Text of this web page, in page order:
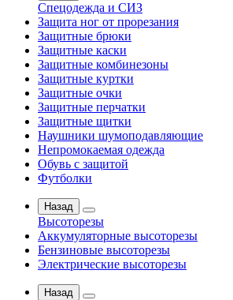
Спецодежда и СИЗ
Защита ног от прорезания
Защитные брюки
Защитные каски
Защитные комбинезоны
Защитные куртки
Защитные очки
Защитные перчатки
Защитные щитки
Наушники шумоподавляющие
Непромокаемая одежда
Обувь с защитой
Футболки
Назад
Высоторезы
Аккумуляторные высоторезы
Бензиновые высоторезы
Электрические высоторезы
Назад